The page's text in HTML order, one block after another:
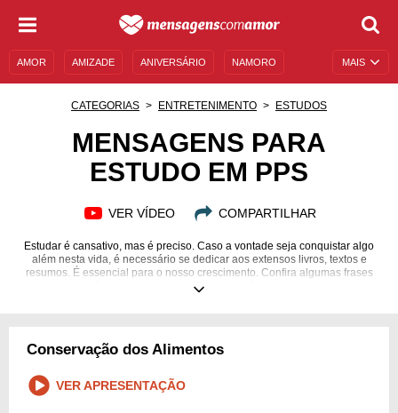
MAIS
AMOR AMIZADE ANIVERSÁRIO NAMORO
MENSAGENS E FRASES MENSAGENS DE ANIVERSÁRIO
CATEGORIAS ENTRETENIMENTO ESTUDOS
MENSAGENS PARA
ESTUDO EM PPS
VER VÍDEO COMPARTILHAR
Estudar é cansativo, mas é preciso. Caso a vontade seja conquistar algo
além nesta vida, é necessário se dedicar aos extensos livros, textos e
resumos. É essencial para o nosso crescimento. Confira algumas frases
que vão te ajudar a entender a importância do estudo!
Conservação dos Alimentos
VER APRESENTAÇÃO